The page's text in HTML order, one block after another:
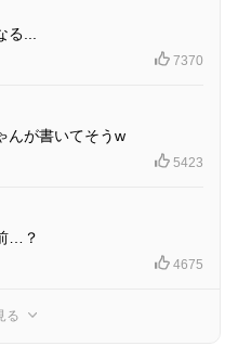
...
7370
んが書いてそうw
5423
…？
4675
る